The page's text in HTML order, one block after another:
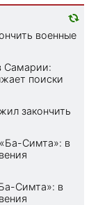
военные
Самарии:
поиски
закончить
Симта»: в
Симта»: в